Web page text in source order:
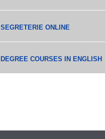
SEGRETERIE ONLINE
DEGREE COURSES IN ENGLISH